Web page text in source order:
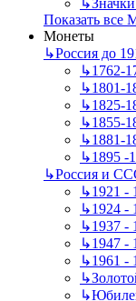
Показать все
Монеты
↳Россия до
↳1762-
↳1801-
↳1825-
↳1855-
↳1881-
↳1895 -
↳Россия и
↳1921 -
↳1924 -
↳1937 -
↳1947 -
↳1961 -
↳
↳